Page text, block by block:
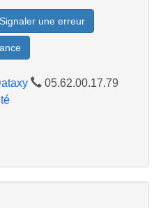
Signaler une erreur
05.62.00.17.79